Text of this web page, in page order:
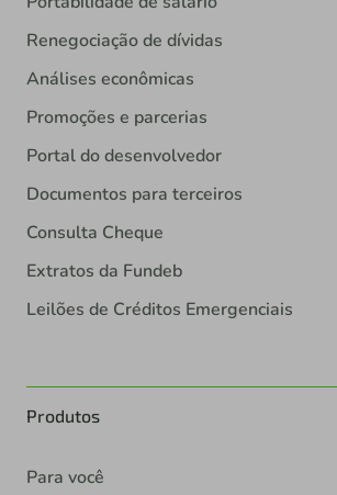
Renegociação de dívidas
Análises econômicas
Promoções e parcerias
Portal do desenvolvedor
Documentos para terceiros
Consulta Cheque
Extratos da Fundeb
Leilões de Créditos Emergenciais
Produtos
Para você